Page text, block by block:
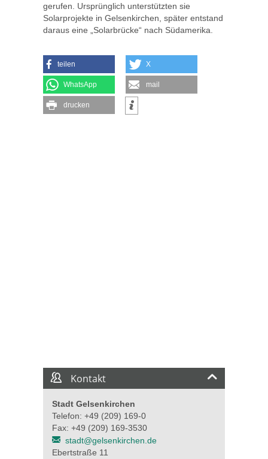
gerufen. Ursprünglich unterstützten sie
Solarprojekte in Gelsenkirchen, später entstand
daraus eine „Solarbrücke“ nach Südamerika.
teilen X
WhatsApp mail
drucken
Kontakt
Stadt Gelsenkirchen
Telefon: +49 (209) 169-0
Fax: +49 (209) 169-3530
stadt@gelsenkirchen.de
Ebertstraße 11